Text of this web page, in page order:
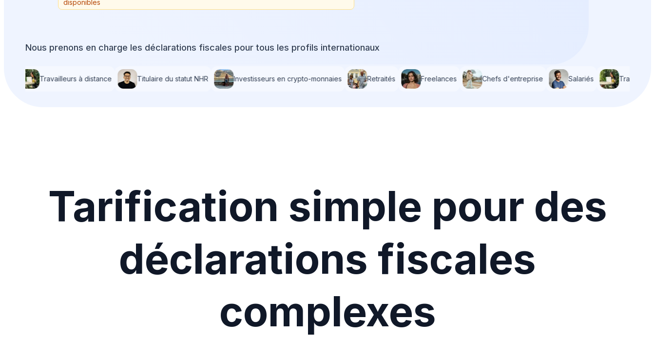
disponibles
Nous prenons en charge les déclarations fiscales pour tous les profils internationaux
Travailleurs à distance Titulaire du statut NHR Investisseurs en crypto-monnaies Retraités Freelances Chefs d'entreprise Salariés Travailleurs
Tarification simple pour des
déclarations fiscales
complexes